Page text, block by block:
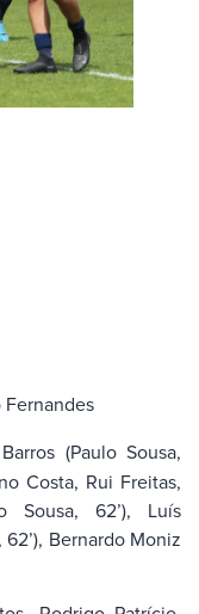
Fernandes
(Paulo Sousa,
Costa, Rui Freitas,
Sousa, 62’), Luís
Bernardo Moniz